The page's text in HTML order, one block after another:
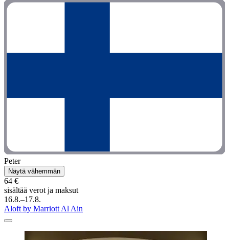
Peter
Näytä vähemmän
64 €
sisältää verot ja maksut
16.8.–17.8.
Aloft by Marriott Al Ain